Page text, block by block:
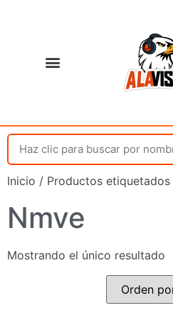
Inicio / Productos etiquetados
Nmve
Mostrando el único resultado